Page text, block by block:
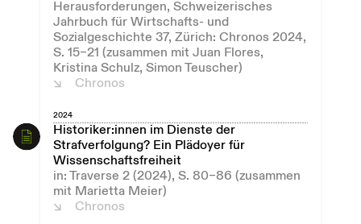
Herausforderungen, Schweizerisches
Jahrbuch für Wirtschafts- und
Sozialgeschichte 37, Zürich: Chronos 2024,
S. 15–21 (zusammen mit Juan Flores,
Kristina Schulz, Simon Teuscher)
Chronos
2024
Historiker:innen im Dienste der
Strafverfolgung? Ein Plädoyer für
Wissenschaftsfreiheit
in: Traverse 2 (2024), S. 80–86 (zusammen
mit Marietta Meier)
Chronos